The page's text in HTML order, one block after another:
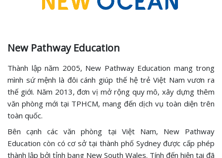
New Pathway Education
Thành lập năm 2005, New Pathway Education mang trong
mình sứ mệnh là đôi cánh giúp thế hệ trẻ Việt Nam vươn ra
thế giới. Năm 2013, đơn vị mở rộng quy mô, xây dựng thêm
văn phòng mới tại TPHCM, mang đến dịch vụ toàn diện trên
toàn quốc.
Bên cạnh các văn phòng tại Việt Nam, New Pathway
Education còn có cơ sở tại thành phố Sydney được cấp phép
thành lập bởi tỉnh bang New South Wales. Tính đến hiện tại đã